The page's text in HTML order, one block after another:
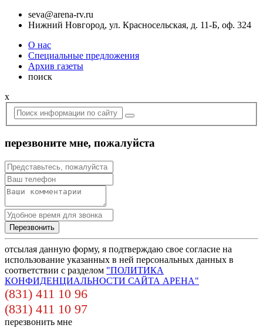
seva@arena-rv.ru
Нижний Новгород, ул. Красносельская, д. 11-Б, оф. 324
О нас
Специальные предложения
Архив газеты
поиск
x
перезвоните мне, пожалуйста
отсылая данную форму, я подтверждаю свое согласие на
использование указанных в ней персональных данных в
соответствии с разделом "ПОЛИТИКА
КОНФИДЕНЦИАЛЬНОСТИ САЙТА АРЕНА"
(831) 411 10 96
(831) 411 10 97
перезвонить мне